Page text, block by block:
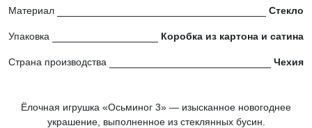
Материал Стекло
Упаковка Коробка из картона и сатина
Страна производства Чехия
Ёлочная игрушка «Осьминог 3» — изысканное новогоднее
украшение, выполненное из стеклянных бусин.